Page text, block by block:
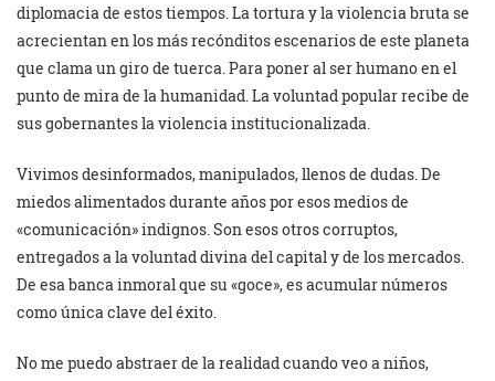
diplomacia de estos tiempos. La tortura y la violencia bruta se
acrecientan en los más recónditos escenarios de este planeta
que clama un giro de tuerca. Para poner al ser humano en el
punto de mira de la humanidad. La voluntad popular recibe de
sus gobernantes la violencia institucionalizada.
Vivimos desinformados, manipulados, llenos de dudas. De
miedos alimentados durante años por esos medios de
«comunicación» indignos. Son esos otros corruptos,
entregados a la voluntad divina del capital y de los mercados.
De esa banca inmoral que su «goce», es acumular números
como única clave del éxito.
No me puedo abstraer de la realidad cuando veo a niños,